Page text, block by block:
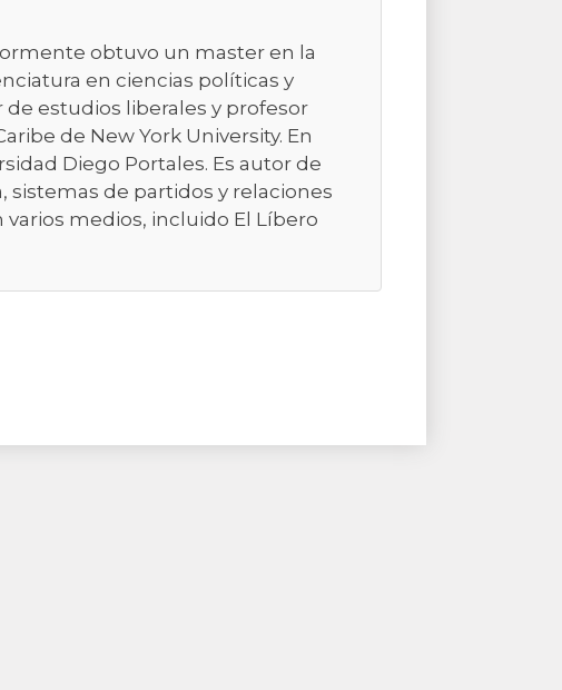
obtuvo un master en la
en ciencias políticas y
estudios liberales y profesor
de New York University. En
Diego Portales. Es autor de
sistemas de partidos y relaciones
medios, incluido El Líbero